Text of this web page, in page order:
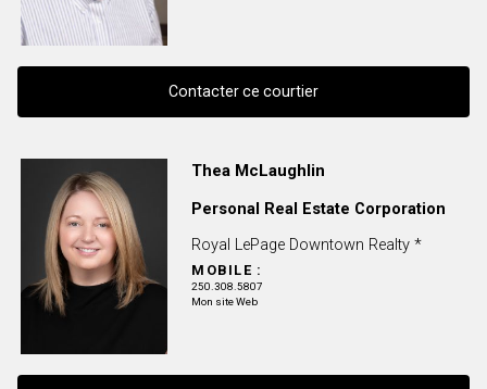
Contacter ce courtier
Contacter ce courtier
Prénom
Courriel
Thea McLaughlin
Personal Real Estate Corporation
Royal LePage Downtown Realty *
MOBILE :
250.308.5807
Mon site Web